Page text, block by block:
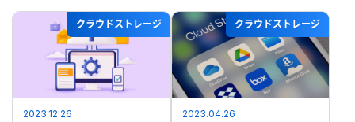
クラウドストレージ
2023.12.26
クラウドストレージ
2023.04.26